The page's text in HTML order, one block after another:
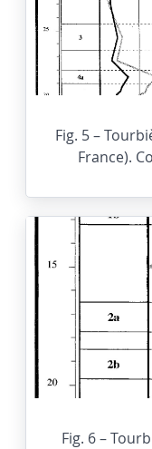
Fig. 5 –
France).
Fig. 6 –